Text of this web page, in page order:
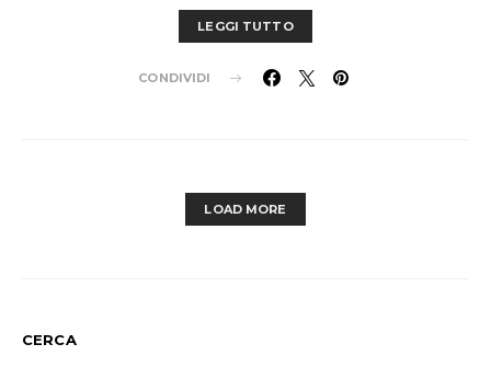
LEGGI TUTTO
CONDIVIDI
LOAD MORE
CERCA